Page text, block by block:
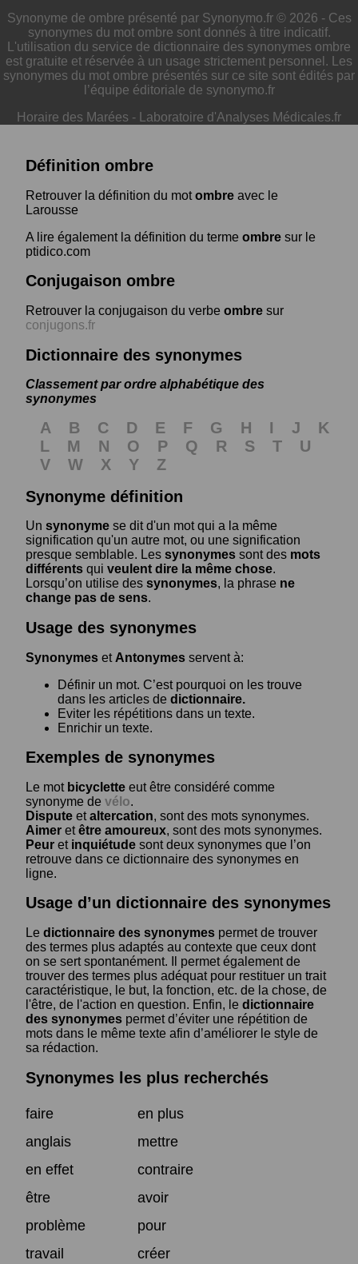
Synonyme de ombre présenté par Synonymo.fr © 2026 - Ces
synonymes du mot ombre sont donnés à titre indicatif.
L'utilisation du service de dictionnaire des synonymes ombre
est gratuite et réservée à un usage strictement personnel. Les
synonymes du mot ombre présentés sur ce site sont édités par
l’équipe éditoriale de synonymo.fr
Horaire des Marées - Laboratoire d'Analyses Médicales.fr
Définition ombre
Retrouver la définition du motombre avec le
Larousse
A lire également la définition du terme ombre sur le
ptidico.com
Conjugaison ombre
Retrouver la conjugaison du verbe ombre sur
conjugons.fr
Dictionnaire des synonymes
Classement par ordre alphabétique des
synonymes
A B C D E F G H I J
K
L
M N O P Q R S T
U
V
W X Y
Z
Synonyme définition
Un synonyme se dit d'un mot qui a la même
signification qu'un autre mot, ou une signification
presque semblable. Les synonymes sont des mots
différents qui veulent dire la même chose.
Lorsqu’on utilise des synonymes, la phrase ne
change pas de sens.
Usage des synonymes
Synonymes et Antonymes servent à:
Définir un mot. C’est pourquoi on les trouve
dans les articles de dictionnaire.
Eviter les répétitions dans un texte.
Enrichir un texte.
Exemples de synonymes
Le mot bicyclette eut être considéré comme
synonyme de vélo.
Dispute etaltercation, sont des mots synonymes.
Aimer etêtre amoureux, sont des mots synonymes.
Peur et inquiétude sont deux synonymes que l’on
retrouve dans ce dictionnaire des synonymes en
ligne.
Usage d’un dictionnaire des synonymes
Le dictionnaire des synonymes permet de trouver
des termes plus adaptés au contexte que ceux dont
on se sert spontanément. Il permet également de
trouver des termes plus adéquat pour restituer un trait
caractéristique, le but, la fonction, etc. de la chose, de
l'être, de l'action en question. Enfin, le dictionnaire
des synonymes permet d’éviter une répétition de
mots dans le même texte afin d’améliorer le style de
sa rédaction.
Synonymes les plus recherchés
faire
en plus
anglais
mettre
en effet
contraire
être
avoir
problème
pour
travail
créer